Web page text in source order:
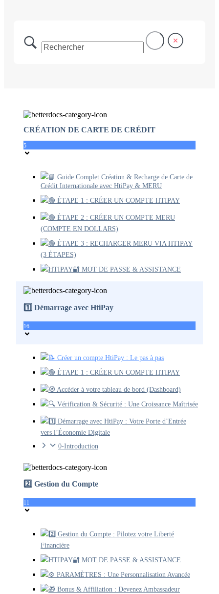
CRÉATION DE CARTE DE CRÉDIT
5
📘 Guide Complet Création & Recharge de Carte de
Crédit Internationale avec HtiPay & MERU
🟢 ÉTAPE 1 : CRÉER UN COMPTE HTIPAY
🟢 ÉTAPE 2 : CRÉER UN COMPTE MERU
(COMPTE EN DOLLARS)
🟢 ÉTAPE 3 : RECHARGER MERU VIA HTIPAY
(3 ÉTAPES)
HTIPAY🔐 MOT DE PASSE & ASSISTANCE
1️⃣ Démarrage avec HtiPay
16
📝 Créer un compte HtiPay : Le pas à pas
🟢 ÉTAPE 1 : CRÉER UN COMPTE HTIPAY
🧭 Accéder à votre tableau de bord (Dashboard)
🔍 Vérification & Sécurité : Une Croissance Maîtrisée
1️⃣ Démarrage avec HtiPay : Votre Porte d’Entrée
vers l’Économie Digitale
0-Introduction
2️⃣ Gestion du Compte
11
2️⃣ Gestion du Compte : Pilotez votre Liberté
Financière
HTIPAY🔐 MOT DE PASSE & ASSISTANCE
⚙️ PARAMÈTRES : Une Personnalisation Avancée
🎁 Bonus & Affiliation : Devenez Ambassadeur